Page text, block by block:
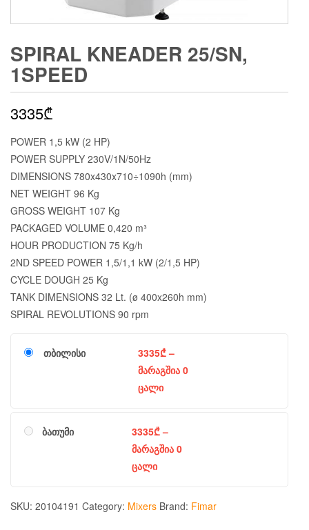
SPIRAL KNEADER 25/SN,
1SPEED
3335₾
POWER 1,5 kW (2 HP)
POWER SUPPLY 230V/1N/50Hz
DIMENSIONS 780x430x710÷1090h (mm)
NET WEIGHT 96 Kg
GROSS WEIGHT 107 Kg
PACKAGED VOLUME 0,420 m³
HOUR PRODUCTION 75 Kg/h
2ND SPEED POWER 1,5/1,1 kW (2/1,5 HP)
CYCLE DOUGH 25 Kg
TANK DIMENSIONS 32 Lt. (ø 400x260h mm)
SPIRAL REVOLUTIONS 90 rpm
თბილისი 3335₾–
მარაგშია 0
ცალი
ბათუმი 3335₾–
მარაგშია 0
ცალი
SKU: 20104191 Category: Mixers Brand: Fimar